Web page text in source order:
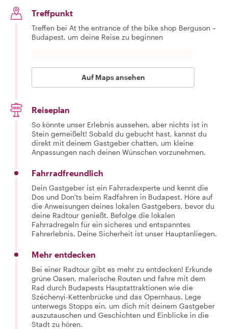
Treffpunkt
Treffen bei At the entrance of the bike shop Berguson –
Budapest, um deine Reise zu beginnen
Auf Maps ansehen
Reiseplan
So könnte unser Erlebnis aussehen, aber nichts ist in
Stein gemeißelt! Sobald du gebucht hast, kannst du
direkt mit deinem Gastgeber chatten, um kleine
Anpassungen nach deinen Wünschen vorzunehmen.
Fahrradfreundlich
Dein Gastgeber ist ein Fahrradexperte und kennt die
Dos und Don'ts beim Radfahren in Budapest. Höre auf
die Anweisungen deines lokalen Gastgebers, bevor du
deine Radtour genießt. Befolge die lokalen
Fahrradregeln für ein sicheres und entspanntes
Fahrerlebnis. Deine Sicherheit ist unser Hauptanliegen.
Mehr entdecken
Bei einer Radtour gibt es mehr zu entdecken! Erkunde
grüne Oasen, malerische Routen und fahre mit dem
Rad durch Budapests Hauptattraktionen wie die
Széchenyi-Kettenbrücke und das Opernhaus. Lege
unterwegs Stopps ein, um dich mit deinem Gastgeber
auszutauschen und Geschichten und Einblicke in die
Stadt zu hören.